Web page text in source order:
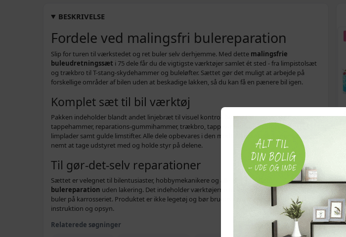
BESKRIVELSE
Fordele ved malingsfri bulereparation
Slip for turen til værkstedet og ret buler selv derhjemme. Med dette malingsfrie
buleudretningssæt i 75 dele får du de vigtigste værktøjer samlet ét sted - fra limpistolsæt
og trækbro til T-stang-skydehammer og buleløfter. Sættet gør det muligt at arbejde på
forskellige områder af bilen uden at beskadige lakken, så du kan få en pænere bil igen.
Komplet sæt til bil værktøj
Pakken indeholder blandt andet linjebræt til visuel kontrol, buleløfter, mini T-bar,
tappehammer, reparations-gummihammer, trækbro, tappeværktøj og et stort udvalg af
limplader samt gulde limstifter. Alle dele opbevares i den medfølgende taske, som gør det
nemt at tage udstyret med og holde styr på delene.
Til gør‑det‑selv reparationer
Sættet er velegnet til bilentusiaster, hobbymekanikere og alle, der vil udføre
bulereparation uden lakering. Det indeholder værktøjerne til at trække og løfte mindre
buler på karrosseriet. Produktet er ikke legetøj og bør bruges af personer med tilstrækkelig
instruktion og opsyn.
Relaterede søgninger